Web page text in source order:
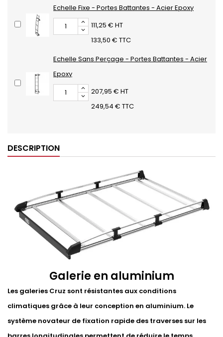
Echelle Fixe - Portes Battantes - Acier Epoxy
111,25 € HT
133,50 € TTC
Echelle Sans Perçage - Portes Battantes - Acier
Epoxy
207,95 € HT
249,54 € TTC
DESCRIPTION
Galerie en aluminium
Les galeries Cruz sont résistantes aux conditions
climatiques grâce à leur conception en aluminium. Le
système novateur de fixation rapide des traverses sur les